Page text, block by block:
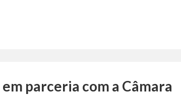
parceria com a Câmara